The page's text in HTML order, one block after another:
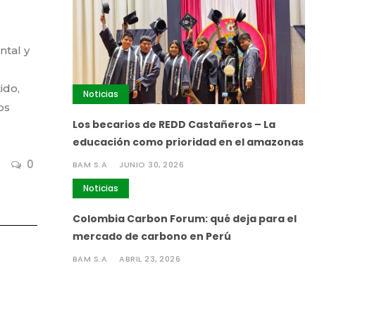
0
y
Noticias
Los becarios de REDD Castañeros – La
educación como prioridad en el amazonas
BAM S.A JUNIO 30, 2026
Noticias
Colombia Carbon Forum: qué deja para el
mercado de carbono en Perú
BAM S.A ABRIL 23, 2026